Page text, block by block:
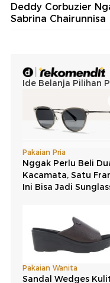
Deddy Corbuzier
Sabrina Chairunnisa